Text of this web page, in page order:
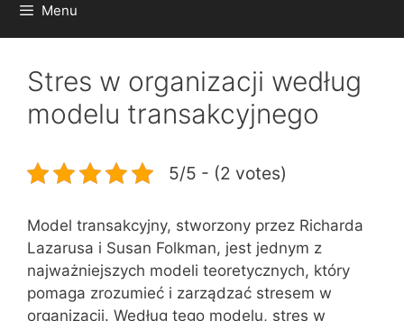
Menu
Stres w organizacji według
modelu transakcyjnego
5/5 - (2 votes)
Model transakcyjny, stworzony przez Richarda
Lazarusa i Susan Folkman, jest jednym z
najważniejszych modeli teoretycznych, który
pomaga zrozumieć i zarządzać stresem w
organizacji. Według tego modelu, stres w